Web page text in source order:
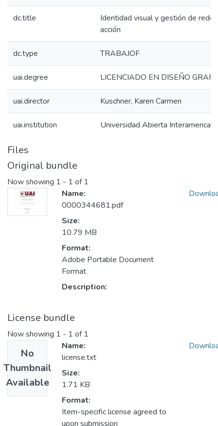
dc.title
Identidad visual y gestión de
acción
dc.type TRABAJOF
uai.degree LICENCIADO EN DISEÑO
uai.director Kuschner, Karen Carmen
uai.institution Universidad Abierta Interamericana
Files
Original bundle
Now showing 1 - 1 of 1
Name:
0000344681.pdf
Size:
10.79 MB
Format:
Adobe Portable Document
Format
Description:
License bundle
Now showing 1 - 1 of 1
No
Thumbnail
Available
Name:
license.txt
Size:
1.71 KB
Format:
Item-specific license agreed to
upon submission